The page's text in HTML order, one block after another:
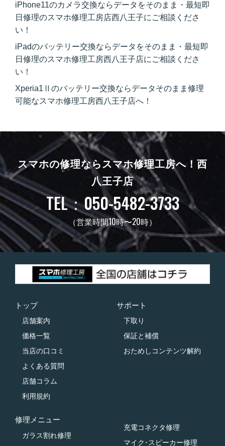
iPhone11のカメラ交換ならデータをそのまま・最短即
日修理のスマホ修理工房店西八王子にご相談くださ
い！
iPadのバッテリー交換ならデータをそのまま・最短即
日修理のスマホ修理工房西八王子店にご相談くださ
い！
Xperia1Ⅱのバッテリー交換ならデータそのまま修理
可能なスマホ修理工房西八王子店へ！
スマホの修理ならスマホ修理工房へ！ 西
八王子店
TEL：050-5482-3733
（営業時間10時〜20時）
トップ
店舗案内
価格一覧
当店の口コミ
よくある質問
店舗コラム
利用規約
サポート
下取り
保証と補償
おためしコンテンツ解約
修理メニュー
ガラス割れ修理
充電コネクタ修理
マイク･スピーカー修理